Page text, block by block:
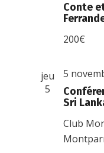
Conte
200€
jeu
5
Sri
5
Club